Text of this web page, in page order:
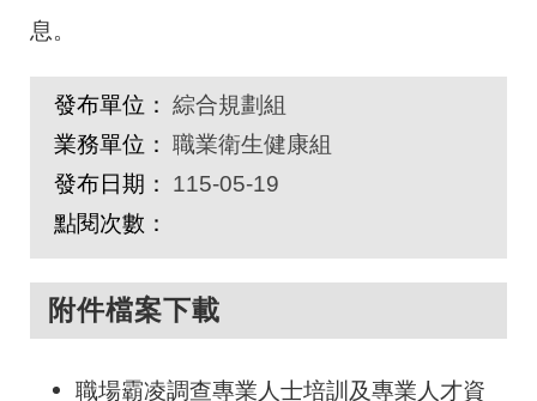
息。
發布單位： 綜合規劃組
業務單位： 職業衛生健康組
發布日期：
115-05-19
點閱次數：
附件檔案下載
職場霸凌調查專業人士培訓及專業人才資